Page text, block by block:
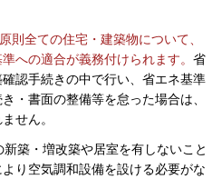
則全ての住宅・建築物について、
への適合が義務付けられます。 省
認手続きの中で行い、省エネ基準
・書面の整備等を怠った場合は、
せん。
築・増改築や居室を有しないこと
り空気調和設備を設ける必要がな